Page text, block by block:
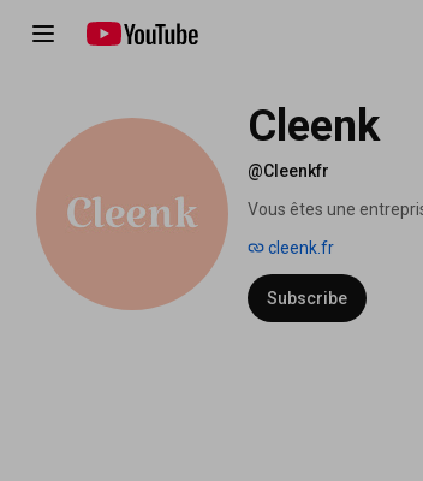
Cleenk
@Cleenkfr
Vous êtes une
cleenk.fr
Subscribe